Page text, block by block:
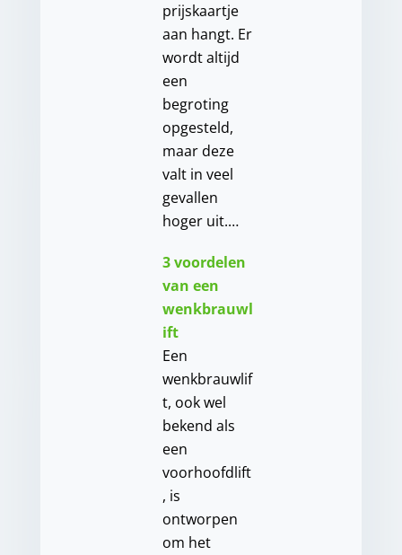
prijskaartje
aan hangt. Er
wordt altijd
een
begroting
opgesteld,
maar deze
valt in veel
gevallen
hoger uit.…
3 voordelen
van een
wenkbrauwl
ift
Een
wenkbrauwlif
t, ook wel
bekend als
een
voorhoofdlift
, is
ontworpen
om het